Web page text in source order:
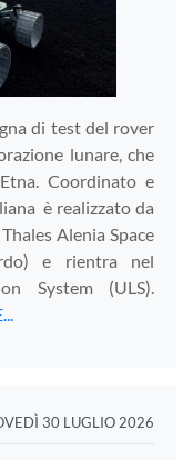
di test del rover
lunare, che
Coordinato e
è realizzato da
Alenia Space
e rientra nel
System (ULS).
30 LUGLIO 2026